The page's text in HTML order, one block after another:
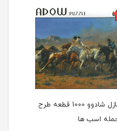
پازل شادوو 1000 قطعه طرح
اسب ها